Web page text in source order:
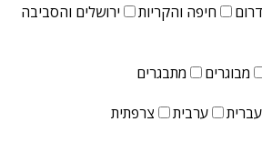
דרום חיפה והקריות ירושלים והסביבה
מבוגרים
מתבגרים
עברית ערבית צרפתית